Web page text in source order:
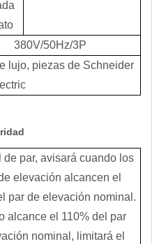
380V/50Hz/3P
lujo, piezas de Schneider
de par, avisará cuando los
elevación alcancen el
par de elevación nominal.
alcance el 110% del par
nominal, limitará el